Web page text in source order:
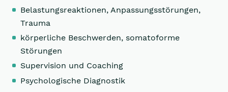
Belastungsreaktionen, Anpassungsstörungen,
Trauma
körperliche Beschwerden, somatoforme
Störungen
Supervision und Coaching
Psychologische Diagnostik